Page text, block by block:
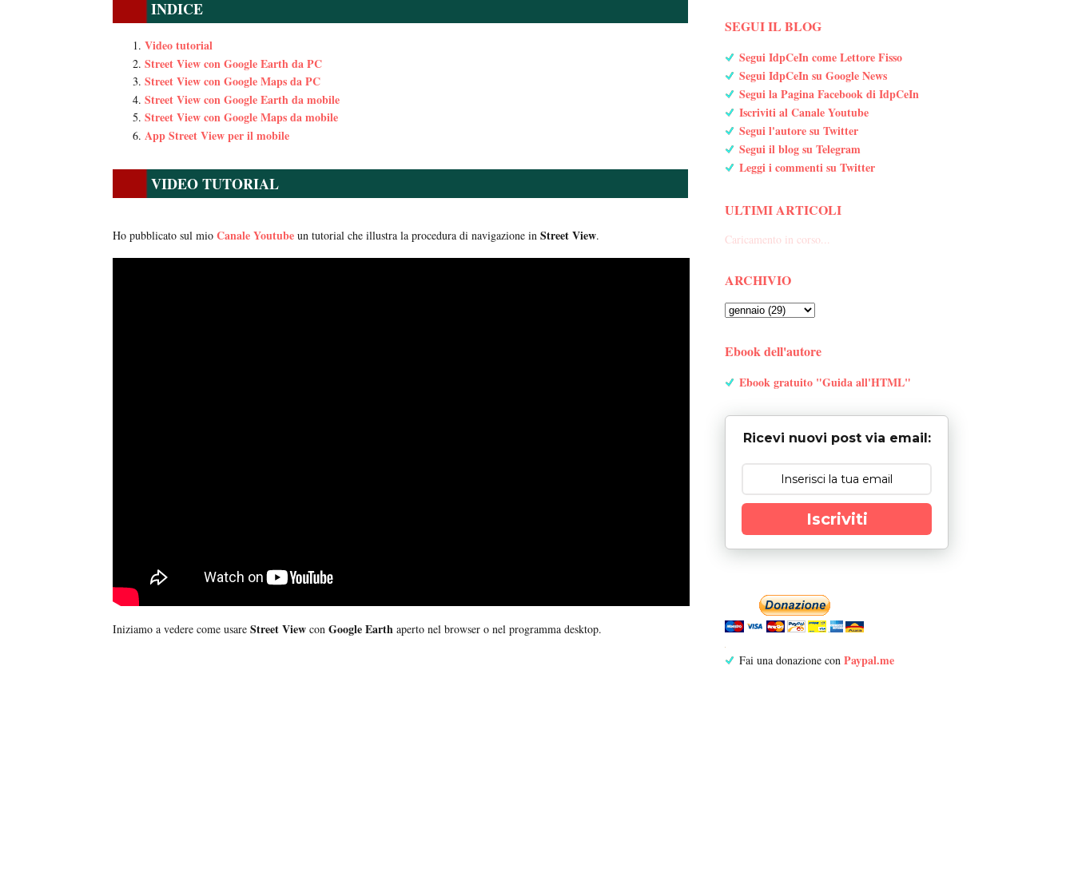
INDICE
Video tutorial
Street View con Google Earth da PC
Street View con Google Maps da PC
Street View con Google Earth da mobile
Street View con Google Maps da mobile
App Street View per il mobile
VIDEO TUTORIAL
Ho pubblicato sul mio Canale Youtube un tutorial che illustra la procedura di navigazione in Street View.
Iniziamo a vedere come usare Street View con Google Earth aperto nel browser o nel programma desktop.
SEGUI IL BLOG
Segui IdpCeIn come Lettore Fisso
Segui IdpCeIn su Google News
Segui la Pagina Facebook di IdpCeIn
Iscriviti al Canale Youtube
Segui l'autore su Twitter
Segui il blog su Telegram
Leggi i commenti su Twitter
ULTIMI ARTICOLI
Caricamento in corso...
ARCHIVIO
Ebook dell'autore
Ebook gratuito "Guida all'HTML"
Ricevi nuovi post via email:
Iscriviti
Fai una donazione con Paypal.me